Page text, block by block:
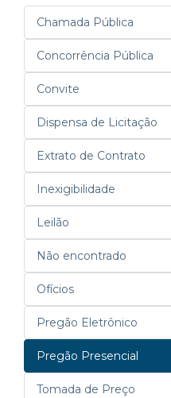
Chamada Pública
Concorrência Pública
Convite
Dispensa de Licitação
Extrato de Contrato
Inexigibilidade
Leilão
Não encontrado
Ofícios
Pregão Eletrônico
Pregão Presencial
Tomada de Preço